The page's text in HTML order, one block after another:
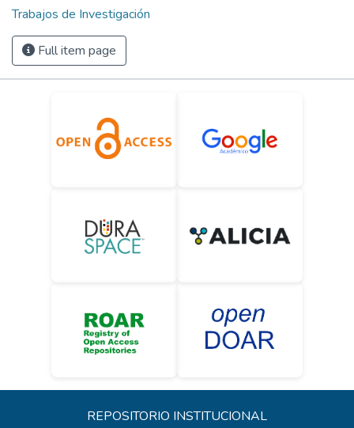
Trabajos de Investigación
Full item page
REPOSITORIO INSTITUCIONAL